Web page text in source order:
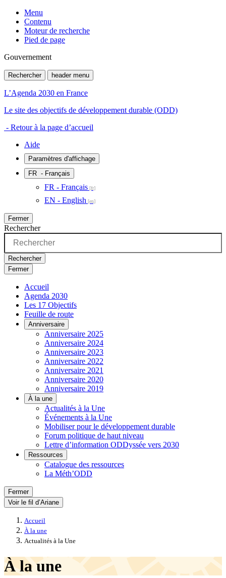
Menu
Contenu
Moteur de recherche
Pied de page
Gouvernement
Rechercher header menu
L’Agenda 2030 en France
Le site des objectifs de développement durable (ODD)
- Retour à la page d’accueil
Aide
Paramètres d'affichage
FR - Français
FR - Français
EN - English
Fermer
Rechercher
Rechercher
Fermer
Accueil
Agenda 2030
Les 17 Objectifs
Feuille de route
Anniversaire
Anniversaire 2025
Anniversaire 2024
Anniversaire 2023
Anniversaire 2022
Anniversaire 2021
Anniversaire 2020
Anniversaire 2019
À la une
Actualités à la Une
Événements à la Une
Mobiliser pour le développement durable
Forum politique de haut niveau
Lettre d’information ODDyssée vers 2030
Ressources
Catalogue des ressources
La Méth’ODD
Fermer
Voir le fil d’Ariane
Accueil
À la une
Actualités à la Une
À la une